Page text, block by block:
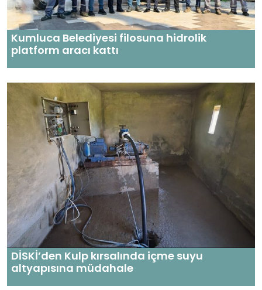
Kumluca Belediyesi filosuna hidrolik
platform aracı kattı
DİSKİ’den Kulp kırsalında içme suyu
altyapısına müdahale